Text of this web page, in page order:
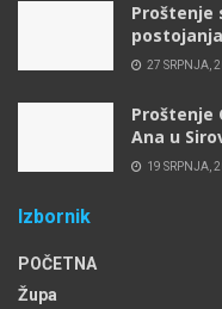
Proštenje
27 SRPNJA,
Proštenje
Ana u
19 SRPNJA,
Izbornik
POČETNA
Župa